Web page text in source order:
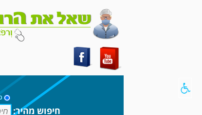
חיפוש מהיר: